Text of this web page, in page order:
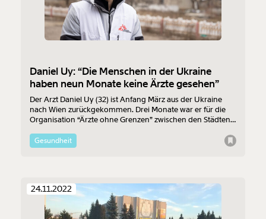
Daniel Uy: “Die Menschen in der Ukraine
haben neun Monate keine Ärzte gesehen”
Der Arzt Daniel Uy (32) ist Anfang März aus der Ukraine
nach Wien zurückgekommen. Drei Monate war er für die
Organisation “Ärzte ohne Grenzen” zwischen den Städten
Kliniken geleitet. Im Interview erzählt er über den Alltag in
der Ausnahmesituation.
Gesundheit
24.11.2022